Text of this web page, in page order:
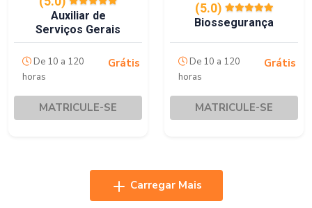
Auxiliar de
Serviços Gerais
De 10 a 120
horas
Grátis
MATRICULE-SE
(5.0)
Biossegurança
De 10 a 120
horas
Grátis
MATRICULE-SE
Carregar Mais